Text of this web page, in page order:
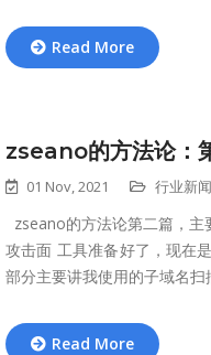
Read More
zseano的方法论：
01 Nov, 2021 行业新闻
zseano的方法论第二篇，
攻击面 工具准备好了，现在
部分主要讲我使用的子域名扫
Read More